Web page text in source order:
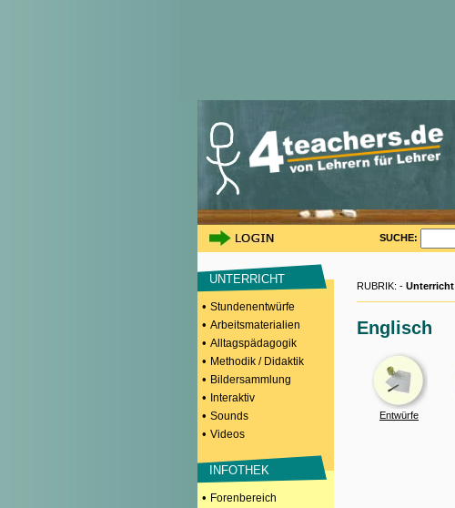
SUCHE:
UNTERRICHT
• Stundenentwürfe
• Arbeitsmaterialien
• Alltagspädagogik
• Methodik / Didaktik
• Bildersammlung
• Interaktiv
• Sounds
• Videos
INFOTHEK
• Forenbereich
RUBRIK: - Unterricht
Englisch
Entwürfe